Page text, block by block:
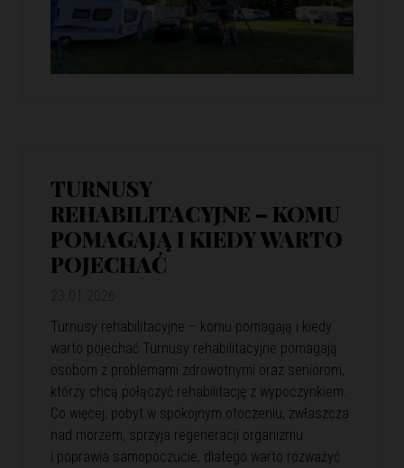
TURNUSY
REHABILITACYJNE – KOMU
POMAGAJĄ I KIEDY WARTO
POJECHAĆ
Turnusy rehabilitacyjne – komu pomagają i kiedy
warto pojechać Turnusy rehabilitacyjne pomagają
osobom z problemami zdrowotnymi oraz seniorom,
którzy chcą połączyć rehabilitację z wypoczynkiem.
Co więcej, pobyt w spokojnym otoczeniu, zwłaszcza
nad morzem, sprzyja regeneracji organizmu
i poprawia samopoczucie, dlatego warto rozważyć